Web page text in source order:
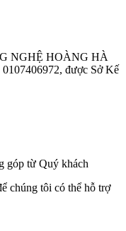
NGHỆ HOÀNG HÀ
được Sở Kế
góp từ Quý khách
chúng tôi có thể hỗ trợ